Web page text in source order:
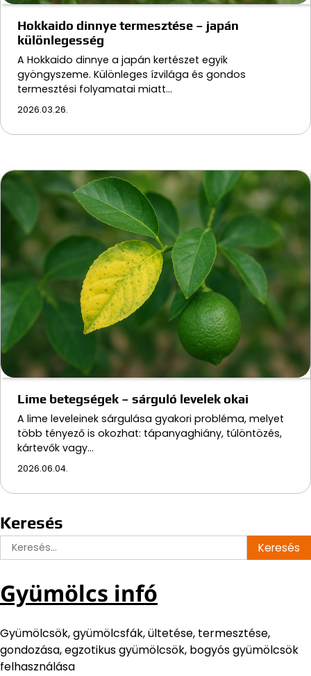
Hokkaido dinnye termesztése – japán
különlegesség
A Hokkaido dinnye a japán kertészet egyik
gyöngyszeme. Különleges ízvilága és gondos
termesztési folyamatai miatt…
2026.03.26.
Lime betegségek – sárguló levelek okai
A lime leveleinek sárgulása gyakori probléma, melyet
több tényező is okozhat: tápanyaghiány, túlöntözés,
kártevők vagy…
2026.06.04.
Keresés
Keresés:
Gyümölcs infó
Gyümölcsök, gyümölcsfák, ültetése, termesztése,
gondozása, egzotikus gyümölcsök, bogyós gyümölcsök
felhasználása